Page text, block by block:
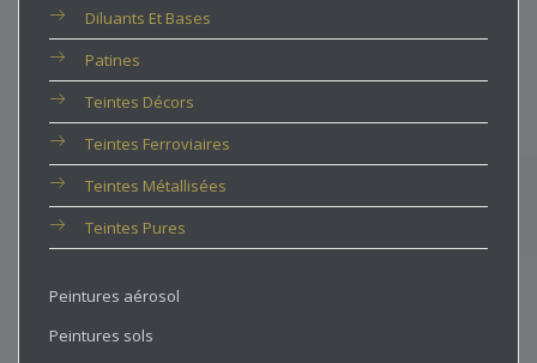
Diluants Et Bases
Patines
Teintes Décors
Teintes Ferroviaires
Teintes Métallisées
Teintes Pures
Peintures aérosol
Peintures sols